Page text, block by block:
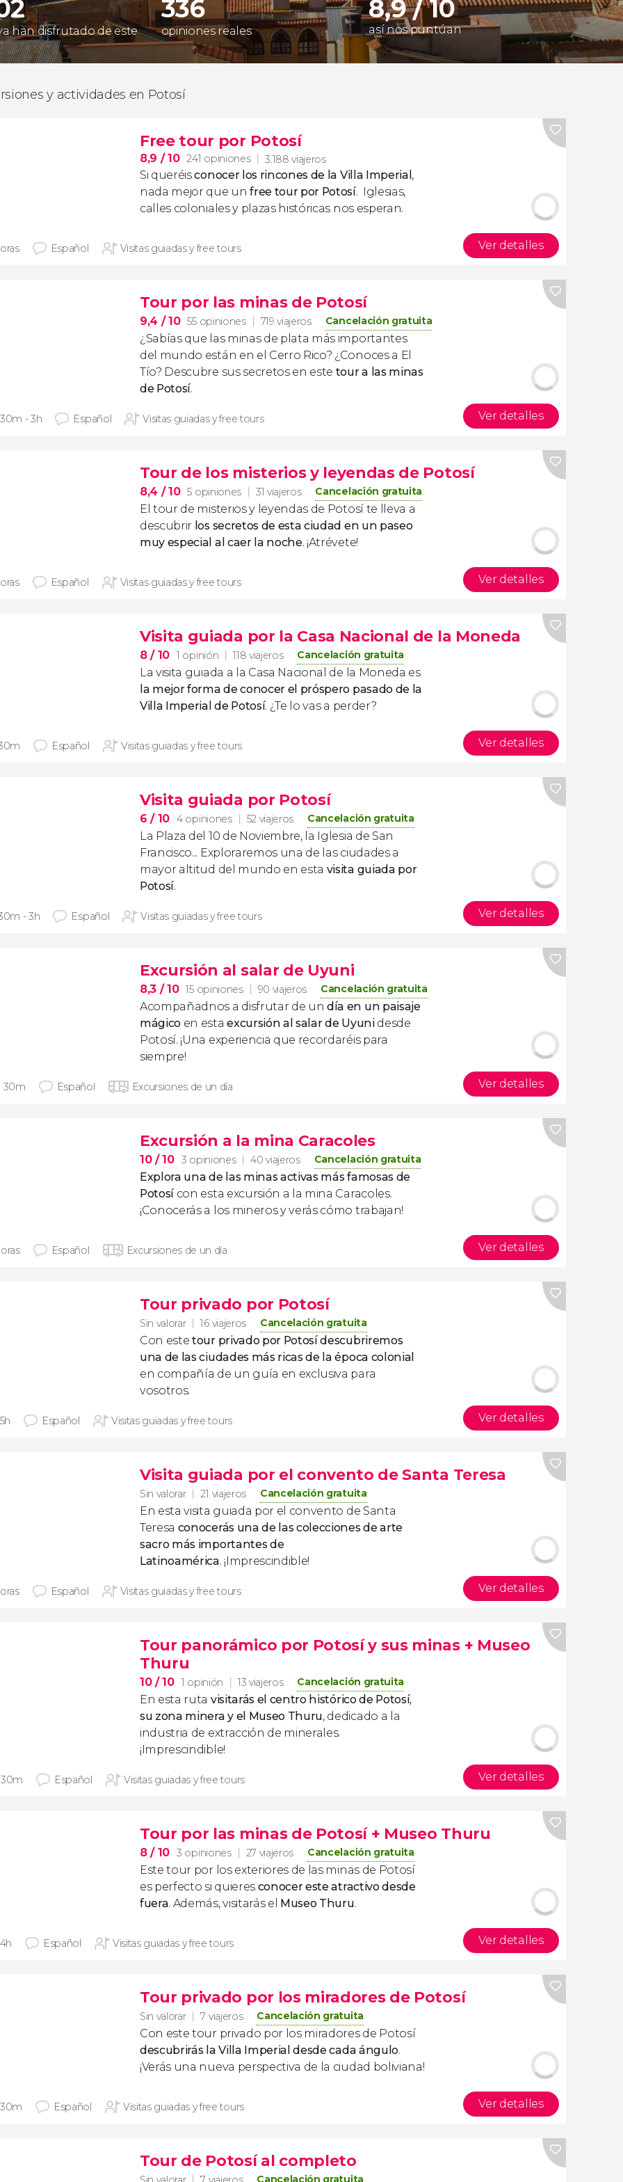
han disfrutado de este
336
opiniones reales
8,9 / 10
así nos puntúan
y actividades en Potosí
Free tour por Potosí
8,9 / 10 241 opiniones 3.188 viajeros
Si queréisconocer los rincones de la Villa Imperial ,
nada mejor que unfree tour por Potosí. Iglesias,
calles coloniales y plazas históricas nos esperan.
Español Visitas guiadas y free tours Ver detalles
Tour por las minas de Potosí
9,4 / 10 55 opiniones 719 viajeros Cancelación gratuita
¿Sabías que las minas de plata más importantes
del mundo están en el Cerro Rico? ¿Conoces a El
Tío? Descubre sus secretos en este tour a las minas
de Potosí.
- 3h Español Visitas guiadas y free tours Ver detalles
Tour de los misterios y leyendas de Potosí
8,4 / 10 5 opiniones 31 viajeros Cancelación gratuita
El tour de misterios y leyendas de Potosí te lleva a
descubrir los secretos de esta ciudad en un paseo
muy especial al caer la noche. ¡Atrévete!
Español Visitas guiadas y free tours Ver detalles
Visita guiada por la Casa Nacional de la Moneda
8/ 10 1 opinión 118 viajeros Cancelación gratuita
La visita guiada a la Casa Nacional de la Moneda es
la mejor forma de conocer el próspero pasado de la
Villa Imperial de Potosí. ¿Te lo vas a perder?
Español Visitas guiadas y free tours Ver detalles
Visita guiada por Potosí
6/ 10 4 opiniones 52 viajeros Cancelación gratuita
La Plaza del 10 de Noviembre, la Iglesia de San
Francisco... Exploraremos una de las ciudades a
mayor altitud del mundo en esta visita guiada por
Potosí.
- 3h Español Visitas guiadas y free tours Ver detalles
Excursión al salar de Uyuni
8,3 / 10 15 opiniones 90 viajeros Cancelación gratuita
Acompañadnos a disfrutar de undía en un paisaje
mágico en estaexcursión al salar de Uyunidesde
Potosí. ¡Una experiencia que recordaréis para
siempre!
30m Español Excursiones de un día Ver detalles
Excursión a la mina Caracoles
10/ 10 3 opiniones 40 viajeros Cancelación gratuita
Explora una de las minas activas más famosas de
Potosí con esta excursión a la mina Caracoles.
¡Conocerás a los mineros y verás cómo trabajan!
Español Excursiones de un día Ver detalles
Tour privado por Potosí
Sin valorar 16 viajeros Cancelación gratuita
Con estetour privado por Potosídescubriremos
una de las ciudades más ricas de la época colonial
en compañía de un guía en exclusiva para
vosotros.
Español Visitas guiadas y free tours Ver detalles
Visita guiada por el convento de Santa Teresa
Sin valorar 21 viajeros Cancelación gratuita
En esta visita guiada por el convento de Santa
Teresa conocerás una de las colecciones de arte
sacro más importantes de
Latinoamérica. ¡Imprescindible!
Español Visitas guiadas y free tours Ver detalles
Tour panorámico por Potosí y sus minas + Museo
Thuru
10/ 10 1 opinión 13 viajeros Cancelación gratuita
En esta ruta visitarás el centro histórico de Potosí,
su zona minera y el Museo Thuru, dedicado a la
industria de extracción de minerales.
¡Imprescindible!
Español Visitas guiadas y free tours Ver detalles
Tour por las minas de Potosí + Museo Thuru
8/ 10 3 opiniones 27 viajeros Cancelación gratuita
Este tour por los exteriores de las minas de Potosí
es perfecto si quieres conocer este atractivo desde
fuera. Además, visitarás el Museo Thuru.
Español Visitas guiadas y free tours Ver detalles
Tour privado por los miradores de Potosí
Sin valorar 7 viajeros Cancelación gratuita
Con este tour privado por los miradores de Potosí
descubrirás la Villa Imperial desde cada ángulo.
¡Verás una nueva perspectiva de la ciudad boliviana!
Español Visitas guiadas y free tours Ver detalles
Tour de Potosí al completo
Cancelación gratuita